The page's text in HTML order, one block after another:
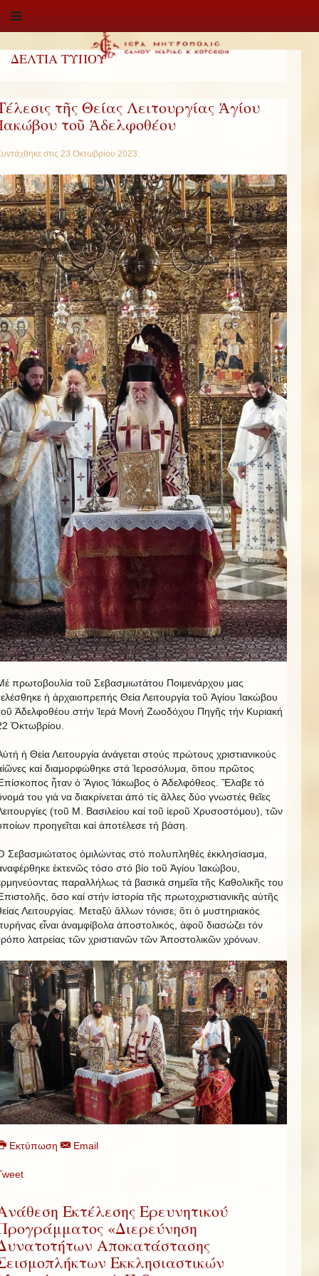
ΔΕΛΤΙΑ ΤΥΠΟΥ
τῆς Θείας Λειτουργίας Ἁγίου
τοῦ Ἀδελφοθέου
στις 23 Οκτωβρίου 2023.
πρωτοβουλία τοῦ Σεβασμιωτάτου Ποιμενάρχου μας
ἡ ἀρχαιοπρεπής Θεία Λειτουργία τοῦ Ἁγίου Ἰακώβου
Ἀδελφοθέου στήν Ἱερά Μονή Ζωοδόχου Πηγῆς τήν Κυριακή
Ὀκτωβρίου.
ἡ Θεία Λειτουργία ἀνάγεται στούς πρώτους χριστιανικούς
καί διαμορφώθηκε στά Ἱεροσόλυμα, ὂπου πρῶτος
ἦταν ὁ Ἃγιος Ἰάκωβος ὁ Ἀδελφόθεος. Ἒλαβε τό
του γιά να διακρίνεται ἀπό τίς ἂλλες δύο γνωστές θεῖες
(τοῦ Μ. Βασιλείου καί τοῦ ἱεροῦ Χρυσοστόμου), τῶν
προηγεῖται καί ἀποτέλεσε τή βάση.
Σεβασμιώτατος ὁμιλώντας στό πολυπληθές ἐκκλησίασμα,
ἐκτενῶς τόσο στό βίο τοῦ Ἁγίου Ἰακώβου,
παραλλήλως τά βασικά σημεῖα τῆς Καθολικῆς του
ὃσο καί στήν ἱστορία τῆς πρωτοχριστιανικῆς αὐτῆς
Λειτουργίας. Μεταξύ ἂλλων τόνισε, ὃτι ὁ μυστηριακός
εἶναι ἀναμφίβολα ἀποστολικός, ἀφοῦ διασώζει τόν
λατρείας τῶν χριστιανῶν τῶν Ἀποστολικῶν χρόνων.
Εκτύπωση Email
Εκτέλεσης Ερευνητικού
«Διερεύνηση
Αποκατάστασης
Εκκλησιαστικών